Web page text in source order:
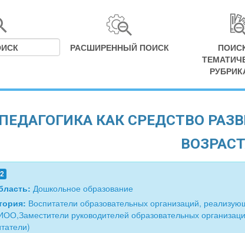
РАСШИРЕННЫЙ ПОИСК
КАК СРЕДСТВО
Дошкольное образование
Воспитатели образовательных организаций,
руководителей образовательных